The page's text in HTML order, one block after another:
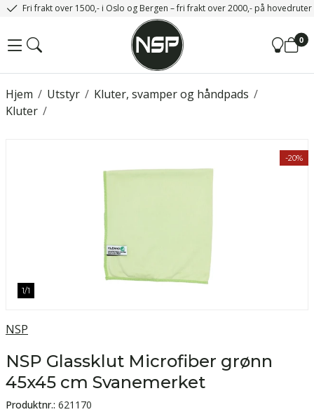
Fri frakt over 1500,- i Oslo og Bergen – fri frakt over 2000,- på
0
/
Hjem /
Utstyr /
Kluter, svamper og håndpads
/
Kluter
1/1
-20%
NSP
NSP Glassklut Microfiber grønn
45x45 cm Svanemerket
Produktnr.: 621170